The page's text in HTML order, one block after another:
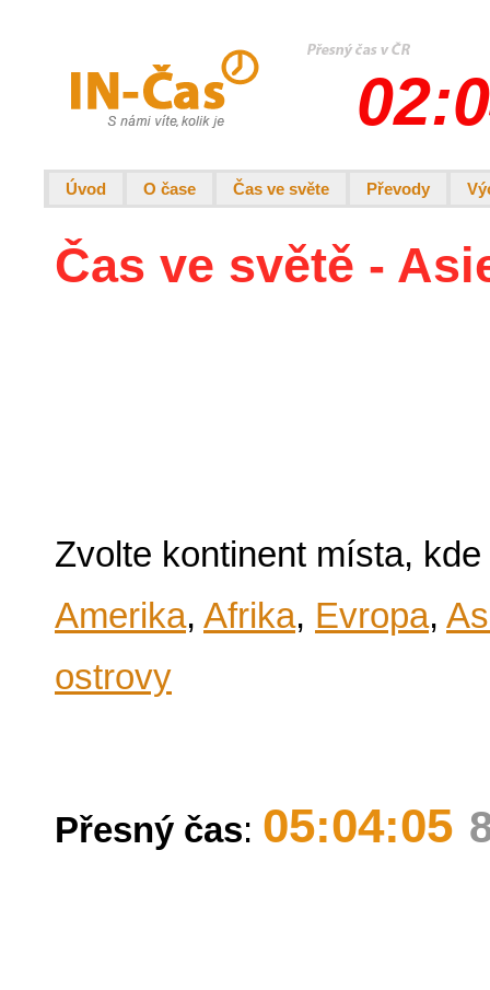
Úvod O čase Čas ve světe Převody
Čas ve světě -
Zvolte kontinent místa,
Amerika, Afrika, Evropa,
ostrovy
Přesný čas: 05:04:05